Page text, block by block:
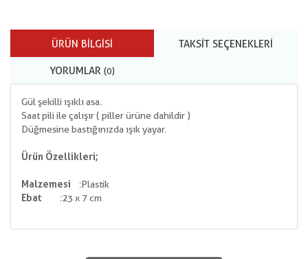
ÜRÜN BILGISI TAKSIT SEÇENEKLERI
YORUMLAR (0)
Gül şekilli ışıklı asa.
Saat pili ile çalışır ( piller ürüne dahildir )
Düğmesine bastığınızda ışık yayar.
Ürün Özellikleri;
Malzemesi :Plastik
Ebat :23 x 7 cm